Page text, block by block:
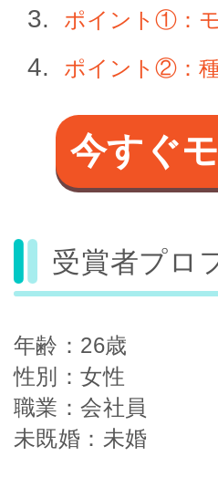
ポイント①：
ポイント②：
今すぐ
受賞者プロ
年齢：26歳
性別：女性
職業：会社員
未既婚：未婚